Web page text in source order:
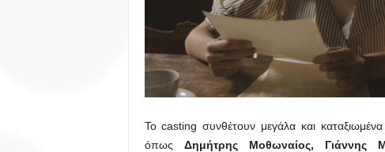
Το casting συνθέτουν μεγάλα και
όπως Δημήτρης Μοθωναίος, Γιάννης